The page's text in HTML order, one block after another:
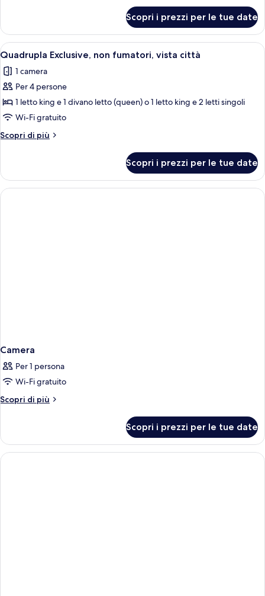
Grand
Scopri i prezzi per le tue date
Apri
tutte
le
foto
per
Quadrupla
Exclusive,
non
vista
città
Una camera d'albergo con un letto,
8
Quadrupla Exclusive, non fumatori, vista città
1 camera
Per 4 persone
1 letto king e 1 divano letto (queen) o 1 letto king e 2 letti singoli
Wi-Fi gratuito
Scopri di più
Altri
Exclusive,
non
fumatori,
Scopri i prezzi per le tue date
Camera
Per 1 persona
Wi-Fi gratuito
Scopri di più
Altri
Scopri i prezzi per le tue date